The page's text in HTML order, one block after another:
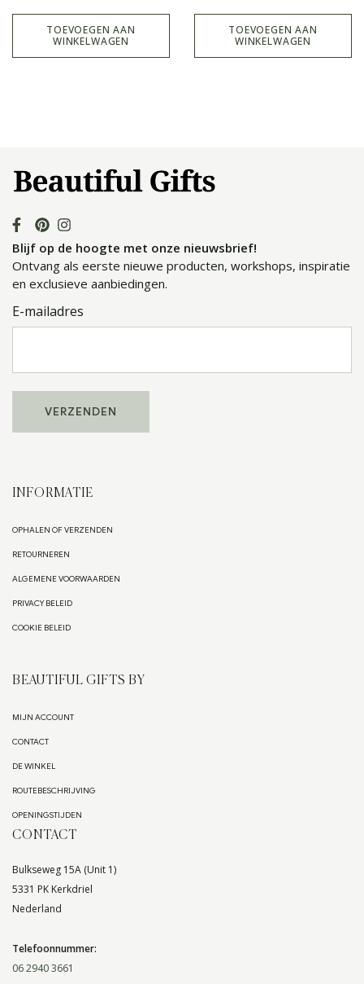
TOEVOEGEN AAN
WINKELWAGEN
TOEVOEGEN AAN
WINKELWAGEN
Blijf op de hoogte met onze nieuwsbrief!
Ontvang als eerste nieuwe producten, workshops, inspiratie
en exclusieve aanbiedingen.
E-mailadres
INFORMATIE
OPHALEN OF VERZENDEN
RETOURNEREN
ALGEMENE VOORWAARDEN
PRIVACY BELEID
COOKIE BELEID
BEAUTIFUL GIFTS BY
MIJN ACCOUNT
CONTACT
DE WINKEL
ROUTEBESCHRIJVING
OPENINGSTIJDEN
CONTACT
Bulkseweg 15A (Unit 1)
5331 PK Kerkdriel
Nederland
Telefoonnummer:
06 2940 3661